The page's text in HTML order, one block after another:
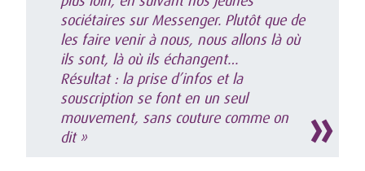
sociétaires sur Messenger. Plutôt que de
les faire venir à nous, nous allons là où
ils sont, là où ils échangent…
Résultat : la prise d’infos et la
souscription se font en un seul
mouvement, sans couture comme on
dit »